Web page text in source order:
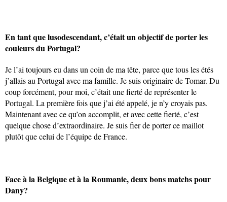
En tant que lusodescendant, c’était un objectif de porter les
couleurs du Portugal?
Je l’ai toujours eu dans un coin de ma tête, parce que tous les étés
j’allais au Portugal avec ma famille. Je suis originaire de Tomar. Du
coup forcément, pour moi, c’était une fierté de représenter le
Portugal. La première fois que j’ai été appelé, je n’y croyais pas.
Maintenant avec ce qu’on accomplit, et avec cette fierté, c’est
quelque chose d’extraordinaire. Je suis fier de porter ce maillot
plutôt que celui de l’équipe de France.
Face à la Belgique et à la Roumanie, deux bons matchs pour
Dany?